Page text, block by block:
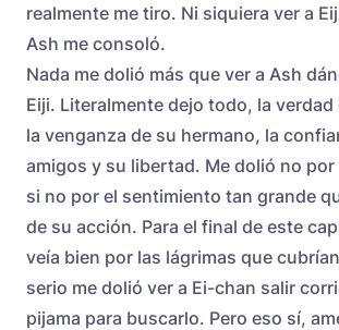
realmente me tiro. Ni siquiera ver a
Ash me consoló.
Nada me dolió más que ver a Ash
Eiji. Literalmente dejo todo, la
la venganza de su hermano, la
amigos y su libertad. Me dolió no
si no por el sentimiento tan grande
de su acción. Para el final de este
veía bien por las lágrimas que
serio me dolió ver a Ei-chan salir
pijama para buscarlo. Pero eso sí,